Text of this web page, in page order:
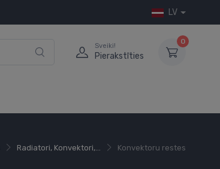
LV
Sveiki!
Pierakstīties
0
Radiatori, Konvektori,... Konvektoru restes